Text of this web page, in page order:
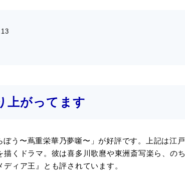
上がってます
う〜蔦重栄華乃夢噺〜」が好評です。上記は江戸
くドラマ。彼は喜多川歌麿や東洲斎写楽ら、のち
ィア王』とも評されています。